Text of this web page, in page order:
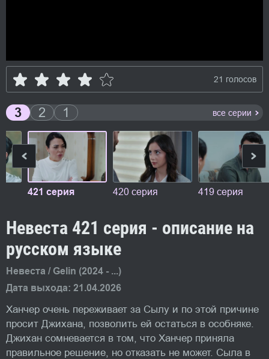
21 голосов
3 2 1 все серии
421 серия 420 серия 419 серия
Невеста 421 серия - описание на
русском языке
Невеста / Gelin (2024 - ...)
Дата выхода: 21.04.2026
Ханчер очень переживает за Сылу и по этой причине
просит Джихана, позволить ей остаться в особняке.
Джихан сомневается в том, что Ханчер приняла
правильное решение, но отказать не может. Сыла в